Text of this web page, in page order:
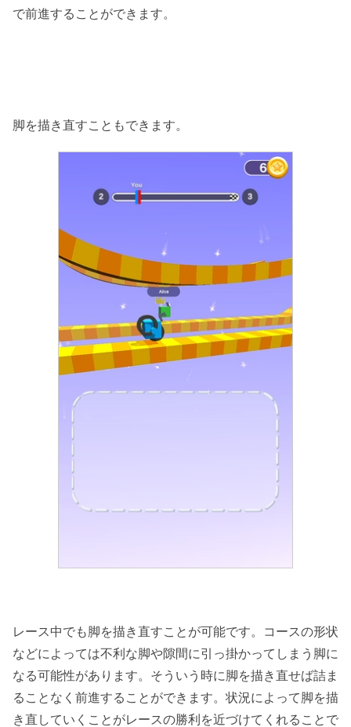
で前進することができます。
脚を描き直すこともできます。
レース中でも脚を描き直すことが可能です。コースの形状
などによっては不利な脚や隙間に引っ掛かってしまう脚に
なる可能性があります。そういう時に脚を描き直せば詰ま
ることなく前進することができます。状況によって脚を描
き直していくことがレースの勝利を近づけてくれることで